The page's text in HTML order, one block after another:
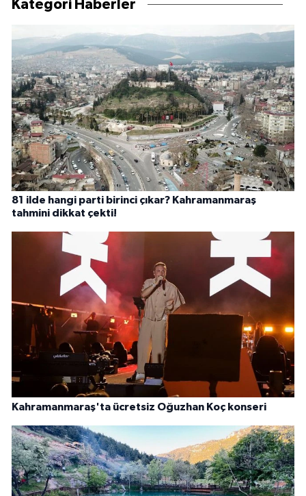
Kategori Haberler
81 ilde hangi parti birinci çıkar? Kahramanmaraş
tahmini dikkat çekti!
Kahramanmaraş'ta ücretsiz Oğuzhan Koç konseri